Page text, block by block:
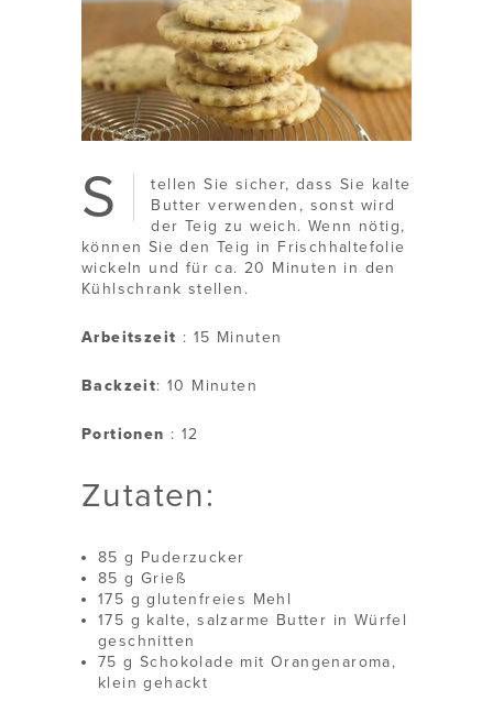
S
tellen Sie sicher, dass Sie kalte
Butter verwenden, sonst wird
der Teig zu weich. Wenn nötig,
können Sie den Teig in Frischhaltefolie
wickeln und für ca. 20 Minuten in den
Kühlschrank stellen.
Arbeitszeit : 15 Minuten
Backzeit: 10 Minuten
Portionen : 12
Zutaten:
85 g Puderzucker
85 g Grieß
175 g glutenfreies Mehl
175 g kalte, salzarme Butter in Würfel
geschnitten
75 g Schokolade mit Orangenaroma,
klein gehackt